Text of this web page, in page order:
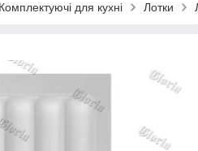
Комплектуючі для кухні Лотки